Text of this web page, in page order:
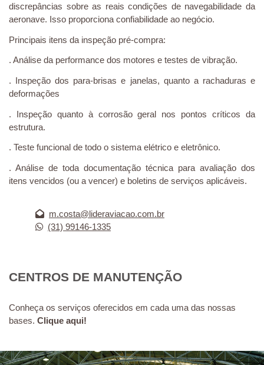
discrepâncias sobre as reais condições de navegabilidade da
aeronave. Isso proporciona confiabilidade ao negócio.
Principais itens da inspeção pré-compra:
. Análise da performance dos motores e testes de vibração.
. Inspeção dos para-brisas e janelas, quanto a rachaduras e
deformações
. Inspeção quanto à corrosão geral nos pontos críticos da
estrutura.
. Teste funcional de todo o sistema elétrico e eletrônico.
. Análise de toda documentação técnica para avaliação dos
itens vencidos (ou a vencer) e boletins de serviços aplicáveis.
m.costa@lideraviacao.com.br
(31) 99146-1335
CENTROS DE MANUTENÇÃO
Conheça os serviços oferecidos em cada uma das nossas
bases. Clique aqui!